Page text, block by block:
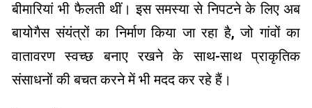
बीमारियां भी फैलती थीं। इस समस्या से निपटने के लिए अब
बायोगैस संयंत्रों का निर्माण किया जा रहा है, जो गांवों का
वातावरण स्वच्छ बनाए रखने के साथ-साथ प्राकृतिक
संसाधनों की बचत करने में भी मदद कर रहे हैं।